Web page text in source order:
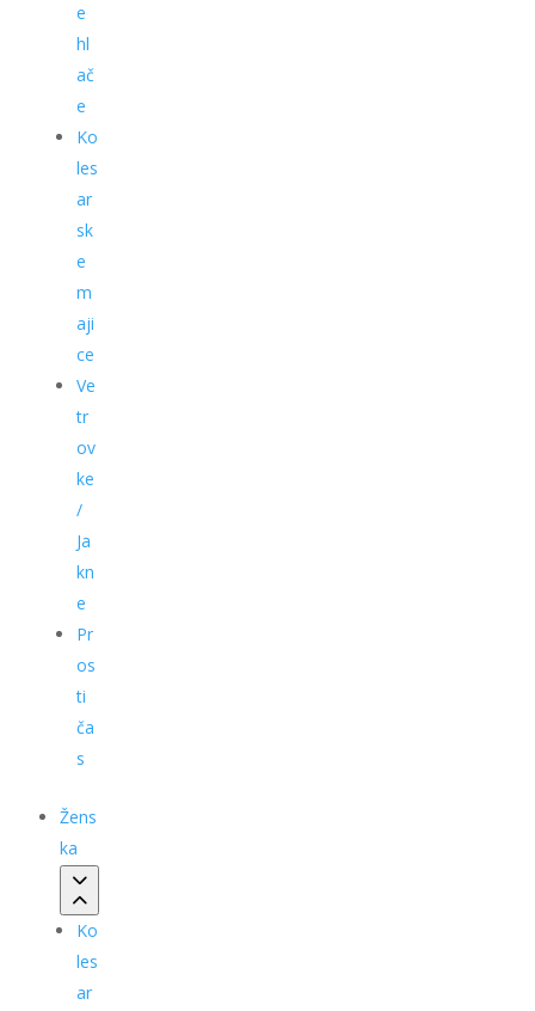
e
hl
ač
e
Ko
les
ar
sk
e
m
aji
ce
Ve
tr
ov
ke
/
Ja
kn
e
Pr
os
ti
ča
s
Žens
ka
Ko
les
ar